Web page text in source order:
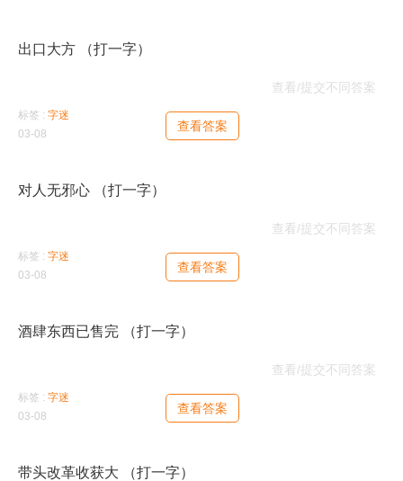
出口大方 （打一字）
标签 : 字迷
查看/提交不同答案
03-08
查看答案
对人无邪心 （打一字）
标签 : 字迷
查看/提交不同答案
03-08
查看答案
酒肆东西已售完 （打一字）
标签 : 字迷
查看/提交不同答案
03-08
查看答案
带头改革收获大 （打一字）